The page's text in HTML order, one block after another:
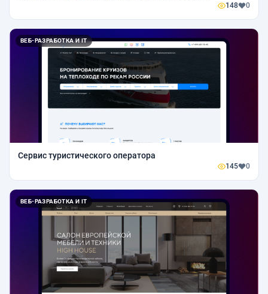
148 0
ВЕБ-РАЗРАБОТКА И IT
Сервис туристического оператора
145 0
ВЕБ-РАЗРАБОТКА И IT